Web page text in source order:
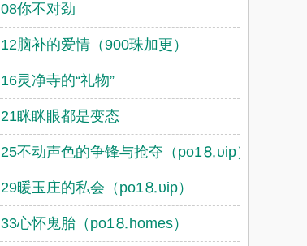
08你不对劲
12脑补的爱情（900珠加更）
16灵净寺的“礼物”
21眯眯眼都是变态
25不动声色的争锋与抢夺（po1⒏υip）
29暖玉庄的私会（po1⒏υip）
33心怀鬼胎（po1⒏homes）